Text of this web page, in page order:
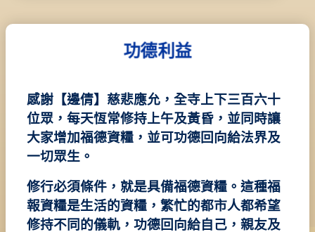
功德利益
感謝【邊倩】慈悲應允，全寺上下三百六十
位眾，每天恆常修持上午及黃昏，並同時讓
大家增加福德資糧，並可功德回向給法界及
一切眾生。
修行必須條件，就是具備福德資糧。這種福
報資糧是生活的資糧，繁忙的都市人都希望
修持不同的儀軌，功德回向給自己，親友及